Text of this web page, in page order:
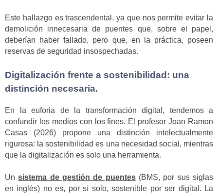
Este hallazgo es trascendental, ya que nos permite evitar la
demolición innecesaria de puentes que, sobre el papel,
deberían haber fallado, pero que, en la práctica, poseen
reservas de seguridad insospechadas.
Digitalización frente a sostenibilidad: una
distinción necesaria.
En la euforia de la transformación digital, tendemos a
confundir los medios con los fines. El profesor Joan Ramon
Casas (2026) propone una distinción intelectualmente
rigurosa: la sostenibilidad es una necesidad social, mientras
que la digitalización es solo una herramienta.
Unsistema de gestión de puentes(BMS, por sus siglas
en inglés) no es, por sí solo, sostenible por ser digital. La